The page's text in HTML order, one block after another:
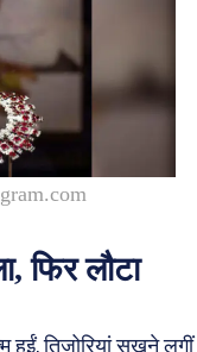
फिर लौटा
हुईं, तिजोरियां सूखने